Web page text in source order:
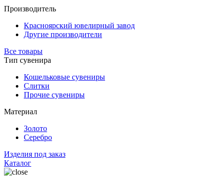
Производитель
Красноярский ювелирный завод
Другие производители
Все товары
Тип сувенира
Кошельковые сувениры
Слитки
Прочие сувениры
Материал
Золото
Серебро
Изделия под заказ
Каталог